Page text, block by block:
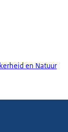
en Natuur